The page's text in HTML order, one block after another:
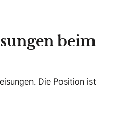
beim
Die Position ist